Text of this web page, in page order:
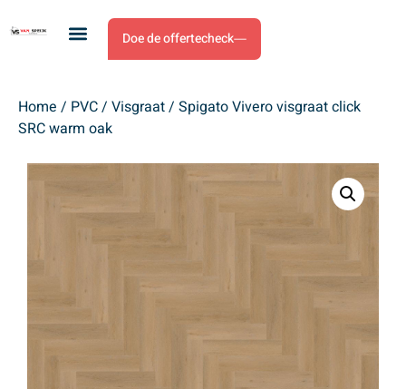
Doe de offertecheck
Home / PVC/ Visgraat/ Spigato Vivero visgraat click
SRC warm oak